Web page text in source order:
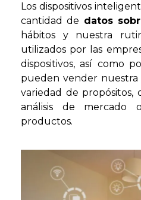
Los dispositivos
cantidad de datos
hábitos y nuestra
utilizados por las
dispositivos, así como
pueden vender
variedad de propósitos,
análisis de
productos.